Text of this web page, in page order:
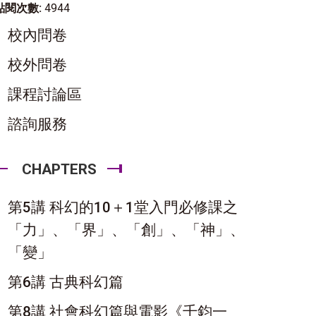
閱次數: 4944
校內問卷
校外問卷
課程討論區
諮詢服務
CHAPTERS
第5講 科幻的10＋1堂入門必修課之
「力」、「界」、「創」、「神」、
「變」
第6講 古典科幻篇
第8講 社會科幻篇與電影《千鈞一